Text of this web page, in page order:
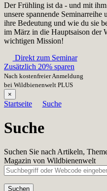
Der Frühling ist da - und mit
unsere spannende
ihre Bedeutung und wie du sie
im März in die Hauptsaison der
wichtigen Mission!
Direkt zum Seminar
Zusätzlich 20% sparen
Nach kostenfreier Anmeldung
bei Wildbienenwelt PLUS
×
Startseite Suche
Suche
Suchen Sie nach Artikeln,
Magazin von Wildbienenwelt